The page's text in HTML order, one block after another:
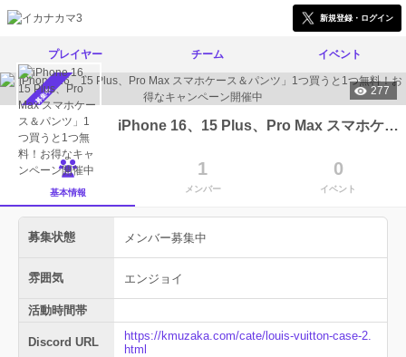
新規登録・ログイン
プレイヤー チーム イベント
メンバー募集中 277
iPhone 16、15 Plus、Pro Max スマホケース＆パンツ」1つ買うと1つ無料！お得なキャンペーン開催中
基本情報
1
メンバー
0
イベント
募集状態 メンバー募集中
雰囲気 エンジョイ
活動時間帯
Discord URL
https://kmuzaka.com/cate/louis-vuitton-case-2.
html